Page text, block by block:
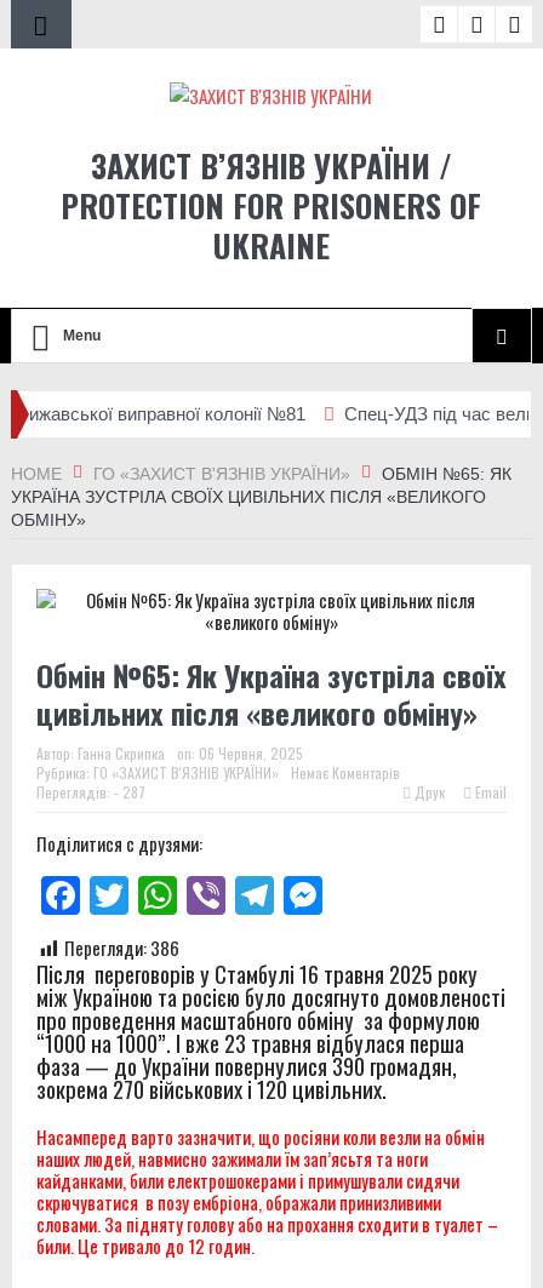
ЗАХИСТ В’ЯЗНІВ УКРАЇНИ /
PROTECTION FOR PRISONERS OF
UKRAINE
Menu
виправної колонії №81 Спец-УДЗ під час великої
HOME ГО «ЗАХИСТ В'ЯЗНІВ УКРАЇНИ»
ОБМІН №65: ЯК
УКРАЇНА ЗУСТРІЛА СВОЇХ ЦИВІЛЬНИХ ПІСЛЯ «ВЕЛИКОГО
ОБМІНУ»
Обмін №65: Як Україна зустріла своїх
цивільних після «великого обміну»
Автор: Ганна Скрипка on: 06 Червня, 2025
Рубрика: ГО «ЗАХИСТ В'ЯЗНІВ УКРАЇНИ»
Немає Коментарів
Переглядів: - 287
Друк Email
Поділитися с друзями:
Facebook
TwitterWhatsApp
ViberTelegramMessenger
Перегляди:386
Після переговорів у Стамбулі 16 травня 2025 року
між Україною та росією було досягнуто домовленості
про проведення масштабного обміну за формулою
“1000 на 1000”. І вже 23 травня відбулася перша
фаза — до України повернулися 390 громадян,
зокрема 270 військових і 120 цивільних.
Насамперед варто зазначити, що росіяни коли везли на обмін
наших людей, навмисно зажимали їм зап’ясьтя та ноги
кайданками, били електрошокерами і примушували сидячи
скрючуватися в позу ембріона, ображали принизливими
словами. За підняту голову або на прохання сходити в туалет –
били. Це тривало до 12 годин.